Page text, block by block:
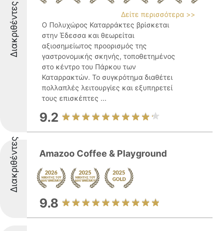
Διακριθέντες
Δείτε περισσότερα >>
Ο Πολυχώρος Καταρράκτες βρίσκεται
στην Έδεσσα και θεωρείται
αξιοσημείωτος προορισμός της
γαστρονομικής σκηνής, τοποθετημένος
στο κέντρο του Πάρκου των
Καταρρακτών. Το συγκρότημα διαθέτει
πολλαπλές λειτουργίες και εξυπηρετεί
τους επισκέπτες ...
9.2
Διακριθέντες Amazoo Coffee & Playground
9.8